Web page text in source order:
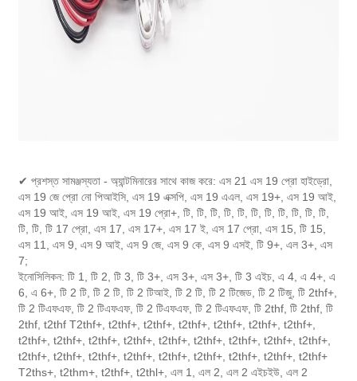
✔ প্রশস্ত সামঞ্জস্যতা - অ্যান্টমিনারের সাথে কাজ করে: এস 21 এস 19 প্রো হাইড্রো,
এস 19 জে প্রো নো পিআইসি, এস 19 এক্সপি, এস 19 এএল, এস 19+, এস 19 আই,
এস 19 আই, এস 19 আই, এস 19 প্রো+, টি, টি, টি, টি, টি, টি, টি, টি, টি, টি, টি,
টি, টি, টি 17 প্রো, এস 17, এস 17+, এস 17 ই, এস 17 প্রো, এস 15, টি 15,
এস 11, এস 9, এস 9 আই, এস 9 জে, এস 9 কে, এস 9 এসই, টি 9+, এল 3+, এস
7;
ইনোসিলিকন: টি 1, টি 2, টি 3, টি 3+, এস 3+, এস 3+, টি 3 এইচ, এ 4, এ 4+, এ
6, এ 6+, টি 2 টি, টি 2 টি, টি 2 টিআই, টি 2 টি, টি 2 টিজেড, টি 2 টিজু, টি 2thf+,
টি 2 টিএফএফ, টি 2 টিএফএফ, টি 2 টিএফএফ, টি 2 টিএফএফ, টি 2thf, টি 2thf, টি
2thf, t2thf T2thf+, t2thf+, t2thf+, t2thf+, t2thf+, t2thf+, t2thf+,
t2thf+, t2thf+, t2thf+, t2thf+, t2thf+, t2thf+, t2thf+, t2thf+, t2thf+,
t2thf+, t2thf+, t2thf+, t2thf+, t2thf+, t2thf+, t2thf+, t2thf+, t2thf+
T2ths+, t2thm+, t2thf+, t2thl+, এল 1, এল 2, এল 2 এইচইউ, এল 2